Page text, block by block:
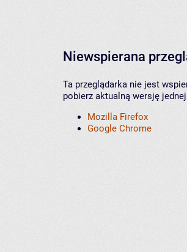
Niewspierana
Ta przeglądarka nie jest
pobierz aktualną wersję
Mozilla Firefox
Google Chrome